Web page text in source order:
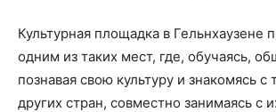
Культурная площадка в Гельнхаузене
одним из таких мест, где, обучаясь,
познавая свою культуру и знакомясь с
других стран, совместно занимаясь с